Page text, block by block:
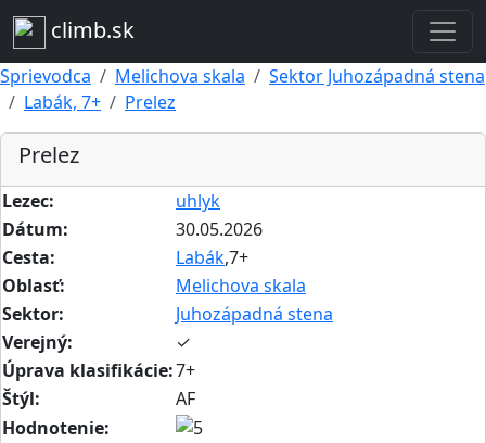
climb.sk
Sprievodca Melichova skala
Sektor Juhozápadná stena
Labák, 7+
Prelez
Prelez
Lezec:
uhlyk
Dátum:
30.05.2026
Cesta:
Labák,7+
Oblasť:
Melichova skala
Sektor:
Juhozápadná stena
Verejný:
✓
Úprava klasifikácie:7+
Štýl:
AF
Hodnotenie: